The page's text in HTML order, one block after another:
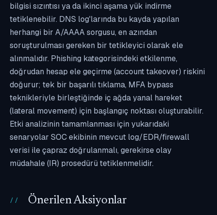
bilgisi sızıntısı ya da ikinci aşama yük indirme
tetiklenebilir. DNS log'larında bu kayda yapılan
herhangi bir A/AAAA sorgusu, en azından
soruşturulması gereken bir tetikleyici olarak ele
alınmalıdır. Phishing kategorisindeki etkilenme,
doğrudan hesap ele geçirme (account takeover) riskini
doğurur; tek bir başarılı tıklama, MFA bypass
teknikleriyle birleştiğinde iç ağda yanal hareket
(lateral movement) için başlangıç noktası oluşturabilir.
Etki analizinin tamamlanması için yukarıdaki
senaryolar SOC ekibinin mevcut log/EDR/firewall
verisi ile çapraz doğrulanmalı, gerekirse olay
müdahale (IR) prosedürü tetiklenmelidir.
Önerilen Aksiyonlar